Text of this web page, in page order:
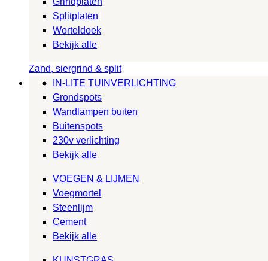
Splitplaten
Worteldoek
Bekijk alle
Zand, siergrind & split
IN-LITE TUINVERLICHTING
Grondspots
Wandlampen buiten
Buitenspots
230v verlichting
Bekijk alle
VOEGEN & LIJMEN
Voegmortel
Steenlijm
Cement
Bekijk alle